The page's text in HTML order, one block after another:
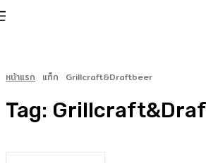
หน้าแรก แท็ก Grillcraft&Draftbeer
Tag: